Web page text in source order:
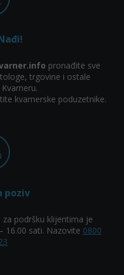
pronađite sve
trgovine i ostale
kvarnerske poduzetnike.
poziv
za podršku klijentima je
16.00 sati. Nazovite 0800